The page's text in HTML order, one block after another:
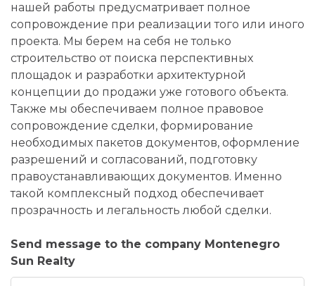
нашей работы предусматривает полное
сопровождение при реализации того или иного
проекта. Мы берем на себя не только
строительство от поиска перспективных
площадок и разработки архитектурной
концепции до продажи уже готового объекта.
Также мы обеспечиваем полное правовое
сопровождение сделки, формирование
необходимых пакетов документов, оформление
разрешений и согласований, подготовку
правоустанавливающих документов. Именно
такой комплексный подход обеспечивает
прозрачность и легальность любой сделки.
Send message to the company Montenegro
Sun Realty